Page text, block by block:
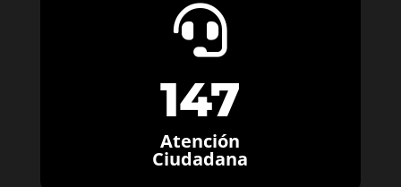

147
Atención
Ciudadana